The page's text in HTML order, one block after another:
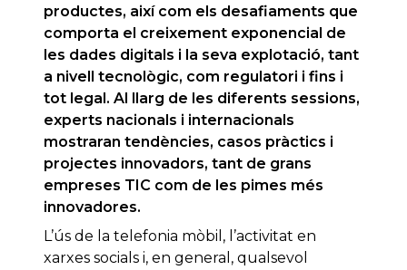
productes, així com els desafiaments que
comporta el creixement exponencial de
les dades digitals i la seva explotació, tant
a nivell tecnològic, com regulatori i fins i
tot legal. Al llarg de les diferents sessions,
experts nacionals i internacionals
mostraran tendències, casos pràctics i
projectes innovadors, tant de grans
empreses TIC com de les pimes més
innovadores.
L’ús de la telefonia mòbil, l’activitat en
xarxes socials i, en general, qualsevol